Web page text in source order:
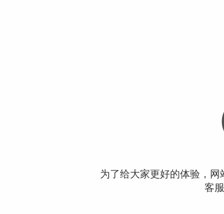
为了给大家更好的体验，
客